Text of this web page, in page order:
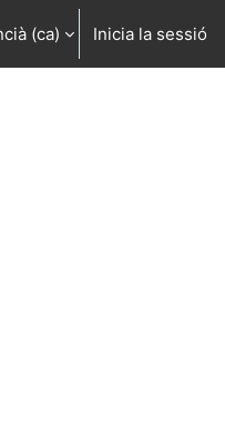
de la cerca
‎(ca)‎ Inicia la sessió